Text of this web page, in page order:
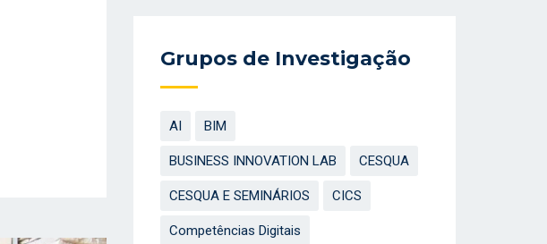
Grupos de Investigação
AI BIM
BUSINESS INNOVATION LAB CESQUA
CESQUA E SEMINÁRIOS CICS
Competências Digitais